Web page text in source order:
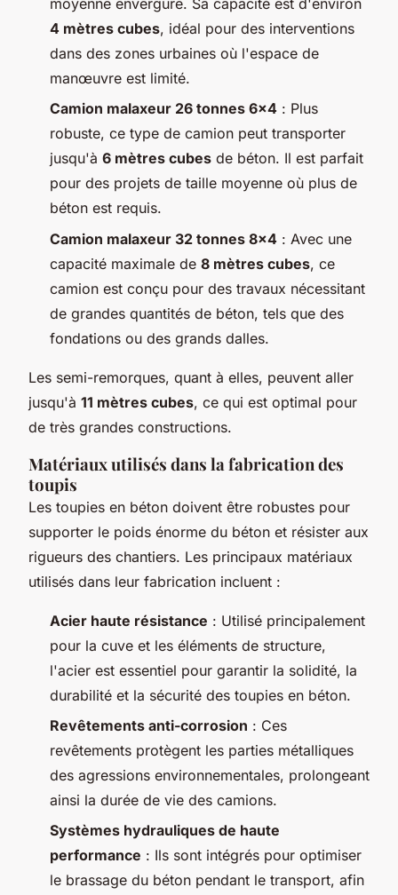
4 mètres cubes, idéal pour des interventions
dans des zones urbaines où l'espace de
manœuvre est limité.
Camion malaxeur 26 tonnes 6x4 : Plus
robuste, ce type de camion peut transporter
jusqu'à 6 mètres cubes de béton. Il est parfait
pour des projets de taille moyenne où plus de
béton est requis.
Camion malaxeur 32 tonnes 8x4 : Avec une
capacité maximale de 8 mètres cubes, ce
camion est conçu pour des travaux nécessitant
de grandes quantités de béton, tels que des
fondations ou des grands dalles.
Les semi-remorques, quant à elles, peuvent aller
jusqu'à 11 mètres cubes, ce qui est optimal pour
de très grandes constructions.
Matériaux utilisés dans la fabrication des
toupis
Les toupies en béton doivent être robustes pour
supporter le poids énorme du béton et résister aux
rigueurs des chantiers. Les principaux matériaux
utilisés dans leur fabrication incluent :
Acier haute résistance : Utilisé principalement
pour la cuve et les éléments de structure,
l'acier est essentiel pour garantir la solidité, la
durabilité et la sécurité des toupies en béton.
Revêtements anti-corrosion : Ces
revêtements protègent les parties métalliques
des agressions environnementales, prolongeant
ainsi la durée de vie des camions.
Systèmes hydrauliques de haute
performance : Ils sont intégrés pour optimiser
le brassage du béton pendant le transport, afin